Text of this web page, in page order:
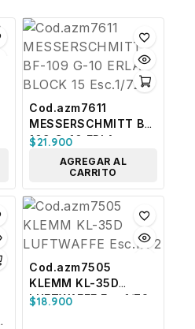
Cod.azm7611
MESSERSCHMITT BF-
109 G-10 ERLA
BLOCK 15 Esc.1/72
$21.900
AGREGAR AL
CARRITO
Cod.azm7505
KLEMM KL-35D
LUFTWAFFE Esc.1/72
$18.900